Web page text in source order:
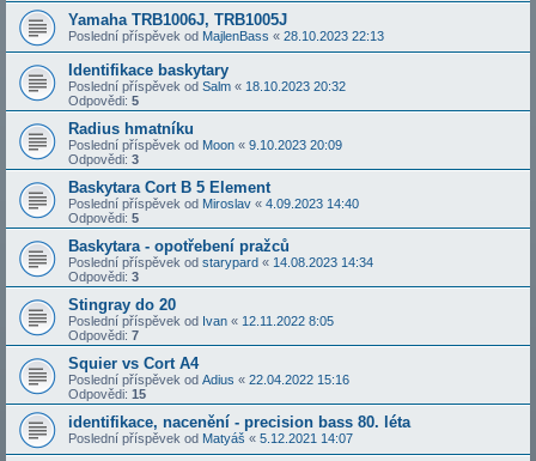
Yamaha TRB1006J, TRB1005J
Poslední příspěvek od MajlenBass « 28.10.2023 22:13
Identifikace baskytary
Poslední příspěvek od Salm « 18.10.2023 20:32
Odpovědi: 5
Radius hmatníku
Poslední příspěvek od Moon « 9.10.2023 20:09
Odpovědi: 3
Baskytara Cort B 5 Element
Poslední příspěvek od Miroslav « 4.09.2023 14:40
Odpovědi: 5
Baskytara - opotřebení pražců
Poslední příspěvek od starypard « 14.08.2023 14:34
Odpovědi: 3
Stingray do 20
Poslední příspěvek od Ivan « 12.11.2022 8:05
Odpovědi: 7
Squier vs Cort A4
Poslední příspěvek od Adius « 22.04.2022 15:16
Odpovědi: 15
identifikace, nacenění - precision bass 80. léta
Poslední příspěvek od Matyáš « 5.12.2021 14:07